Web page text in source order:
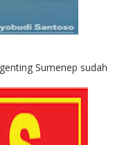
Sumenep sudah